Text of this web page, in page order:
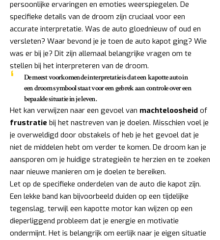
persoonlijke ervaringen en emoties weerspiegelen. De
specifieke details van de droom zijn cruciaal voor een
accurate interpretatie. Was de auto gloednieuw of oud en
versleten? Waar bevond je je toen de auto kapot ging? Wie
was er bij je? Dit zijn allemaal belangrijke vragen om te
stellen bij het interpreteren van de droom.
De meest voorkomende interpretatie is dat een kapotte auto in
een droom symbool staat voor een gebrek aan controle over een
bepaalde situatie in je leven.
Het kan verwijzen naar een gevoel van machteloosheid of
frustratie bij het nastreven van je doelen. Misschien voel je
je overweldigd door obstakels of heb je het gevoel dat je
niet de middelen hebt om verder te komen. De droom kan je
aansporen om je huidige strategieën te herzien en te zoeken
naar nieuwe manieren om je doelen te bereiken.
Let op de specifieke onderdelen van de auto die kapot zijn.
Een lekke band kan bijvoorbeeld duiden op een tijdelijke
tegenslag, terwijl een kapotte motor kan wijzen op een
dieperliggend probleem dat je energie en motivatie
ondermijnt. Het is belangrijk om eerlijk naar je eigen situatie